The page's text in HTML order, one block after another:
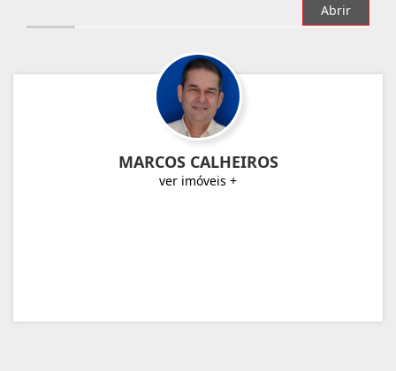
Abrir
MARCOS CALHEIROS
ver imóveis +